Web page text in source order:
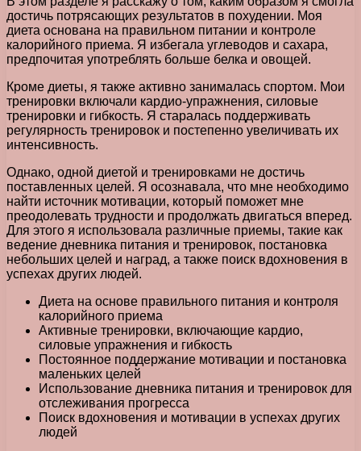
достичь потрясающих результатов в похудении. Моя
диета основана на правильном питании и контроле
калорийного приема. Я избегала углеводов и сахара,
предпочитая употреблять больше белка и овощей.
Кроме диеты, я также активно занималась спортом. Мои
тренировки включали кардио-упражнения, силовые
тренировки и гибкость. Я старалась поддерживать
регулярность тренировок и постепенно увеличивать их
интенсивность.
Однако, одной диетой и тренировками не достичь
поставленных целей. Я осознавала, что мне необходимо
найти источник мотивации, который поможет мне
преодолевать трудности и продолжать двигаться вперед.
Для этого я использовала различные приемы, такие как
ведение дневника питания и тренировок, постановка
небольших целей и наград, а также поиск вдохновения в
успехах других людей.
Диета на основе правильного питания и контроля
калорийного приема
Активные тренировки, включающие кардио,
силовые упражнения и гибкость
Постоянное поддержание мотивации и постановка
маленьких целей
Использование дневника питания и тренировок для
отслеживания прогресса
Поиск вдохновения и мотивации в успехах других
людей